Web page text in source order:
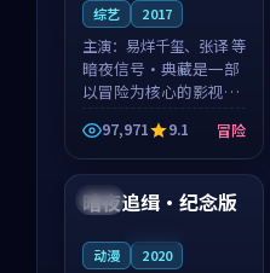
综艺 2017
主演： 易烊千玺、张译 等
暗夜信号·典藏是一部
以冒险为核心的影视作
品，围绕危机、反转与
人物成长展开，整体节
奏紧凑，值得推荐观
看。
97,971 9.1 冒险
中国
暗夜追缉·纪念版
动漫 2020